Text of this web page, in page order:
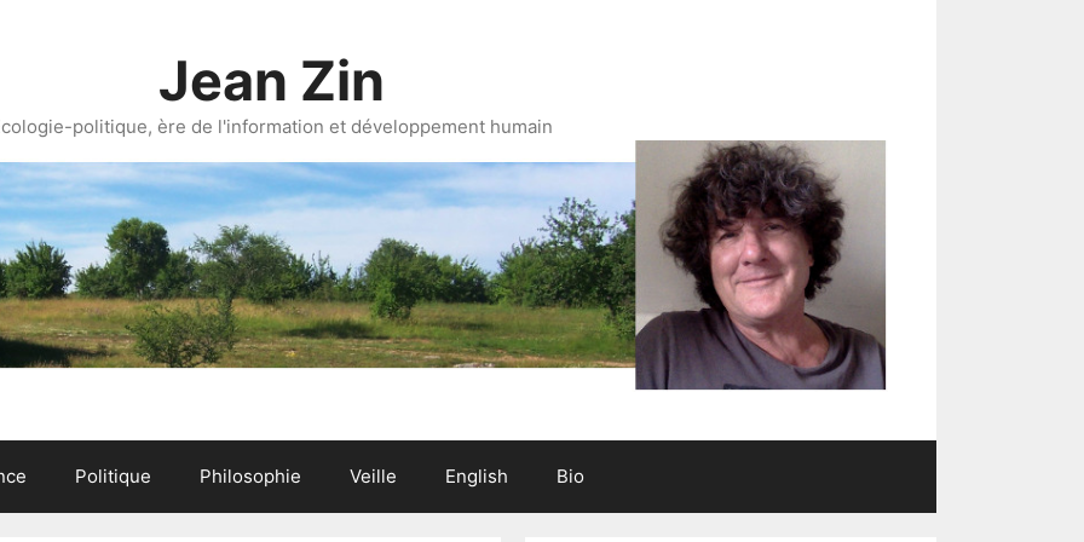
Jean Zin
politique, ère de l'information et développement humain
Politique Philosophie Veille English Bio